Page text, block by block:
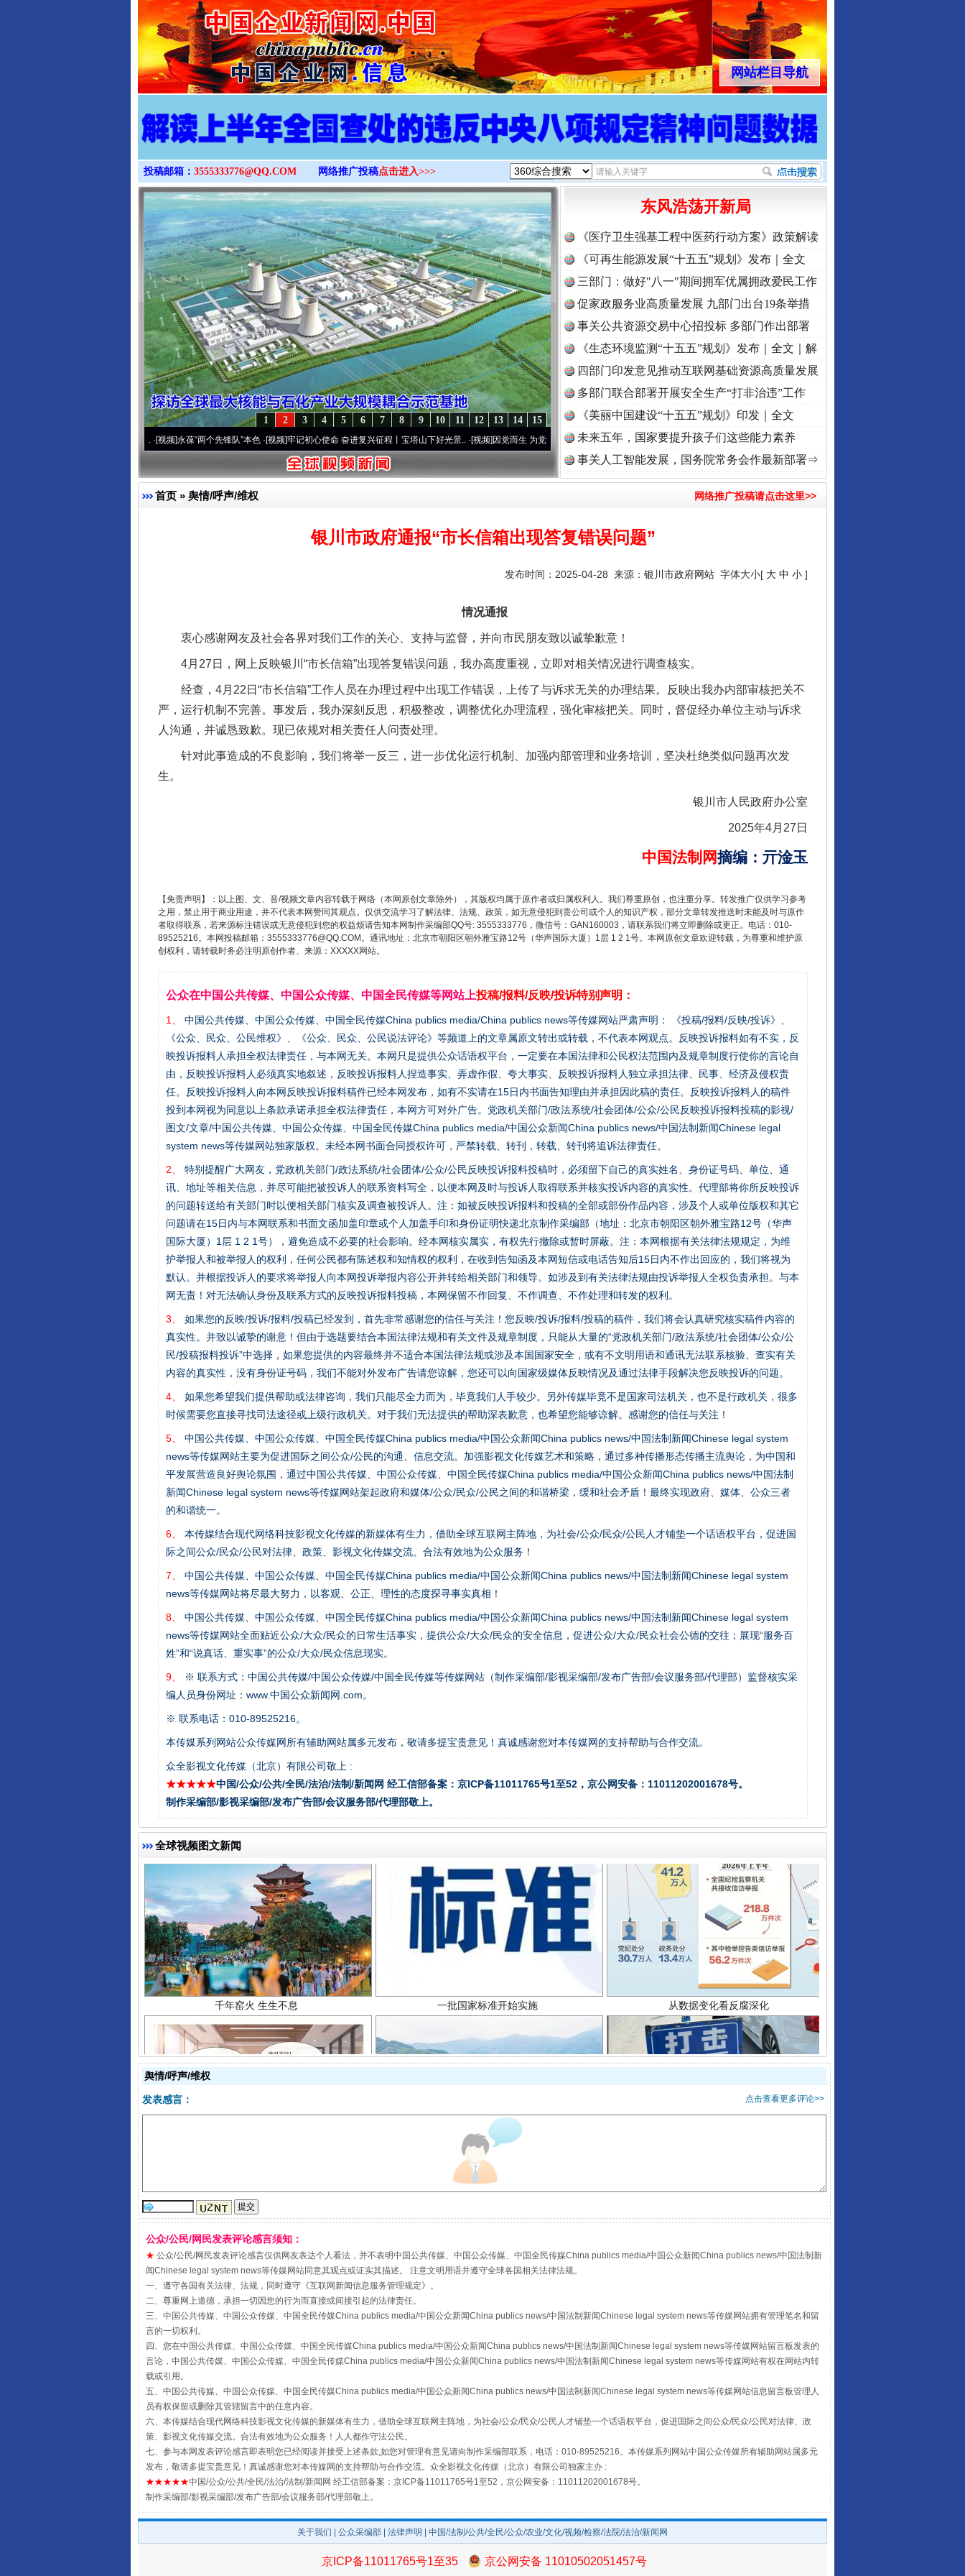
>
网站栏目导航
投稿邮箱： 3555333776@QQ.COM 网络推广投稿点击进入>>>
15
14
13
12
11
10
9
8
7
6
5
4
3
2
1
永葆“两个先锋队”本色·[视频]牢记初心使命 奋进复兴征程丨宝塔山下好光景..·[视频]因党而生 为党而战——百年“纪”事⑧加强纪律.. ·[视频]牢记初心使命 奋进复兴征程丨“转折之城”激荡..
东风浩荡开新局
《医疗卫生强基工程中医药行动方案》政策解读
《可再生能源发展“十五五”规划》发布｜全文
三部门：做好"八一"期间拥军优属拥政爱民工作
促家政服务业高质量发展 九部门出台19条举措
事关公共资源交易中心招投标 多部门作出部署
《生态环境监测“十五五”规划》发布｜全文｜解
读
四部门印发意见推动互联网基础资源高质量发展
多部门联合部署开展安全生产“打非治违”工作
《美丽中国建设“十五五”规划》印发｜全文
未来五年，国家要提升孩子们这些能力素养
事关人工智能发展，国务院常务会作最新部署⇒
首页 » 舆情/呼声/维权 网络推广投稿请点击这里>>
银川市政府通报“市长信箱出现答复错误问题”
发布时间：2025-04-28 来源： 银川市政府网站 字体大小[ 大 中 小 ]
情况通报
衷心感谢网友及社会各界对我们工作的关心、支持与监督，并向市民朋友致以诚挚歉意！
4月27日，网上反映银川“市长信箱”出现答复错误问题，我办高度重视，立即对相关情况进行调查核实。
经查，4月22日“市长信箱”工作人员在办理过程中出现工作错误，上传了与诉求无关的办理结果。反映出我办内部审核把关不
严，运行机制不完善。事发后，我办深刻反思，积极整改，调整优化办理流程，强化审核把关。同时，督促经办单位主动与诉求
人沟通，并诚恳致歉。现已依规对相关责任人问责处理。
针对此事造成的不良影响，我们将举一反三，进一步优化运行机制、加强内部管理和业务培训，坚决杜绝类似问题再次发
生。
银川市人民政府办公室
2025年4月27日
中国法制网摘编 ： 亓淦玉
【免责声明】：以上图、文、音/视频文章内容转载于网络（本网原创文章除外），其版权均属于原作者或归属权利人。我们尊重原创，也注重分享。转发推广仅供学习参考
之用，禁止用于商业用途，并不代表本网赞同其观点。仅供交流学习了解法律、法规、政策，如无意侵犯到贵公司或个人的知识产权，部分文章转发推送时未能及时与原作
者取得联系，若来源标注错误或无意侵犯到您的权益烦请告知本网制作采编部QQ号: 3555333776，微信号：GAN160003，请联系我们将立即删除或更正。电话：010-
89525216。本网投稿邮箱：3555333776@QQ.COM。通讯地址：北京市朝阳区朝外雅宝路12号（华声国际大厦）1层 1 2 1号。本网原创文章欢迎转载，为尊重和维护原
创权利，请转载时务必注明原创作者、来源：XXXXX网站。
公众在中国公共传媒、中国公众传媒、中国全民传媒等网站上投稿/报料/反映/投诉特别声明：
1、
中国公共传媒、中国公众传媒、中国全民传媒China publics media/China publics news等传媒网站严肃声明： 《投稿/报料/反映/投诉》、
《公众、民众、公民维权》、《公众、民众、公民说法评论》等频道上的文章属原文转出或转载，不代表本网观点。反映投诉报料如有不实，反
映投诉报料人承担全权法律责任，与本网无关。本网只是提供公众话语权平台，一定要在本国法律和公民权法范围内及规章制度行使你的言论自
由，反映投诉报料人必须真实地叙述，反映投诉报料人捏造事实、弄虚作假、夸大事实、反映投诉报料人独立承担法律、民事、经济及侵权责
任。反映投诉报料人向本网反映投诉报料稿件已经本网发布，如有不实请在15日内书面告知理由并承担因此稿的责任。反映投诉报料人的稿件
投到本网视为同意以上条款承诺承担全权法律责任，本网方可对外广告。党政机关部门/政法系统/社会团体/公众/公民反映投诉报料投稿的影视/
图文/文章/中国公共传媒、中国公众传媒、中国全民传媒China publics media/中国公众新闻China publics news/中国法制新闻Chinese legal
system news等传媒网站独家版权。未经本网书面合同授权许可，严禁转载、转刊，转载、转刊将追诉法律责任。
2、
特别提醒广大网友，党政机关部门/政法系统/社会团体/公众/公民反映投诉报料投稿时，必须留下自己的真实姓名、身份证号码、单位、通
讯、地址等相关信息，并尽可能把被投诉人的联系资料写全，以便本网及时与投诉人取得联系并核实投诉内容的真实性。代理部将你所反映投诉
的问题转送给有关部门时以便相关部门核实及调查被投诉人。注：如被反映投诉报料和投稿的全部或部份作品内容，涉及个人或单位版权和其它
问题请在15日内与本网联系和书面文函加盖印章或个人加盖手印和身份证明快递北京制作采编部（地址：北京市朝阳区朝外雅宝路12号（华声
国际大厦）1层 1 2 1号），避免造成不必要的社会影响。经本网核实属实，有权先行撤除或暂时屏蔽。注：本网根据有关法律法规规定，为维
护举报人和被举报人的权利，任何公民都有陈述权和知情权的权利，在收到告知函及本网短信或电话告知后15日内不作出回应的，我们将视为
默认。并根据投诉人的要求将举报人向本网投诉举报内容公开并转给相关部门和领导。如涉及到有关法律法规由投诉举报人全权负责承担。与本
网无责！对无法确认身份及联系方式的反映投诉报料投稿，本网保留不作回复、不作调查、不作处理和转发的权利。
3、
如果您的反映/投诉/报料/投稿已经发到，首先非常感谢您的信任与关注！您反映/投诉/报料/投稿的稿件，我们将会认真研究核实稿件内容的
真实性。并致以诚挚的谢意！但由于选题要结合本国法律法规和有关文件及规章制度，只能从大量的“党政机关部门/政法系统/社会团体/公众/公
民/投稿报料投诉”中选择，如果您提供的内容最终并不适合本国法律法规或涉及本国国家安全，或有不文明用语和通讯无法联系核验、查实有关
内容的真实性，没有身份证号码，我们不能对外发布广告请您谅解，您还可以向国家级媒体反映情况及通过法律手段解决您反映投诉的问题。
4、
如果您希望我们提供帮助或法律咨询，我们只能尽全力而为，毕竟我们人手较少。另外传媒毕竟不是国家司法机关，也不是行政机关，很多
时候需要您直接寻找司法途径或上级行政机关。对于我们无法提供的帮助深表歉意，也希望您能够谅解。感谢您的信任与关注！
5、
中国公共传媒、中国公众传媒、中国全民传媒China publics media/中国公众新闻China publics news/中国法制新闻Chinese legal system
news等传媒网站主要为促进国际之间公众/公民的沟通、信息交流。加强影视文化传媒艺术和策略，通过多种传播形态传播主流舆论，为中国和
平发展营造良好舆论氛围，通过中国公共传媒、中国公众传媒、中国全民传媒China publics media/中国公众新闻China publics news/中国法制
新闻Chinese legal system news等传媒网站架起政府和媒体/公众/民众/公民之间的和谐桥梁，缓和社会矛盾！最终实现政府、媒体、公众三者
的和谐统一。
6、
本传媒结合现代网络科技影视文化传媒的新媒体有生力，借助全球互联网主阵地，为社会/公众/民众/公民人才铺垫一个话语权平台，促进国
际之间公众/民众/公民对法律、政策、影视文化传媒交流。合法有效地为公众服务！
7、
中国公共传媒、中国公众传媒、中国全民传媒China publics media/中国公众新闻China publics news/中国法制新闻Chinese legal system
news等传媒网站将尽最大努力，以客观、公正、理性的态度探寻事实真相！
8、
中国公共传媒、中国公众传媒、中国全民传媒China publics media/中国公众新闻China publics news/中国法制新闻Chinese legal system
news等传媒网站全面贴近公众/大众/民众的日常生活事实，提供公众/大众/民众的安全信息，促进公众/大众/民众社会公德的交往；展现“服务百
姓”和“说真话、重实事”的公众/大众/民众信息现实。
9、
※ 联系方式：中国公共传媒/中国公众传媒/中国全民传媒等传媒网站（制作采编部/影视采编部/发布广告部/会议服务部/代理部）监督核实采
编人员身份网址：www.中国公众新闻网.com。
※ 联系电话：010-89525216。
本传媒系列网站公众传媒网所有辅助网站属多元发布，敬请多提宝贵意见！真诚感谢您对本传媒网的支持帮助与合作交流。
众全影视文化传媒（北京）有限公司敬上 :
★★★★★中国/公众/公共/全民/法治/法制/新闻网 经工信部备案：京ICP备11011765号1至52，京公网安备：11011202001678号。
制作采编部/影视采编部/发布广告部/会议服务部/代理部敬上。
全球视频图文新闻
完善运行机制助力责任有效落实 一纸欠条伤亲情 巡回调解促和解.. 行业协会接连发公告
东山县通报“牛蛙产品抗生素超标问题”
千年窑火 生生不息 一批国家标准开始实施 从数据变化看反腐深化
酒驾未被当场查获能处罚吗
受贿1.44亿！段成刚被判无期
全民健身五年计划来了！等你上场 事关残疾人未来5年
舆情/呼声/维权
点击查看更多评论>>
发表感言：
公众/公民/网民发表评论感言须知：
★ 公众/公民/网民发表评论感言仅供网友表达个人看法，并不表明中国公共传媒、中国公众传媒、中国全民传媒China publics media/中国公众新闻China publics news/中国法制新
闻Chinese legal system news等传媒网站同意其观点或证实其描述。 注意文明用语并遵守全球各国相关法律法规。
一、遵守各国有关法律、法规，同时遵守《互联网新闻信息服务管理规定》。
二、尊重网上道德，承担一切因您的行为而直接或间接引起的法律责任。
三、中国公共传媒、中国公众传媒、中国全民传媒China publics media/中国公众新闻China publics news/中国法制新闻Chinese legal system news等传媒网站拥有管理笔名和留
言的一切权利。
四、您在中国公共传媒、中国公众传媒、中国全民传媒China publics media/中国公众新闻China publics news/中国法制新闻Chinese legal system news等传媒网站留言板发表的
言论，中国公共传媒、中国公众传媒、中国全民传媒China publics media/中国公众新闻China publics news/中国法制新闻Chinese legal system news等传媒网站有权在网站内转
载或引用。
五、中国公共传媒、中国公众传媒、中国全民传媒China publics media/中国公众新闻China publics news/中国法制新闻Chinese legal system news等传媒网站信息留言板管理人
员有权保留或删除其管辖留言中的任意内容。
六、本传媒结合现代网络科技影视文化传媒的新媒体有生力，借助全球互联网主阵地，为社会/公众/民众/公民人才铺垫一个话语权平台，促进国际之间公众/民众/公民对法律、政
策、影视文化传媒交流。合法有效地为公众服务！人人都作守法公民。
七、参与本网发表评论感言即表明您已经阅读并接受上述条款,如您对管理有意见请向制作采编部联系，电话：010-89525216。本传媒系列网站中国公众传媒所有辅助网站属多元
发布，敬请多提宝贵意见！真诚感谢您对本传媒网的支持帮助与合作交流。众全影视文化传媒（北京）有限公司独家主办 :
★★★★★中国/公众/公共/全民/法治/法制/新闻网 经工信部备案：京ICP备11011765号1至52，京公网安备：11011202001678号。
制作采编部/影视采编部/发布广告部/会议服务部/代理部敬上。
关于我们 公众采编部 法律声明 | 中国/法制/公共/全民/公众/农业/文化/视频/检察/法院/法治/新闻网
京ICP备11011765号1至35 京公网安备 11010502051457号